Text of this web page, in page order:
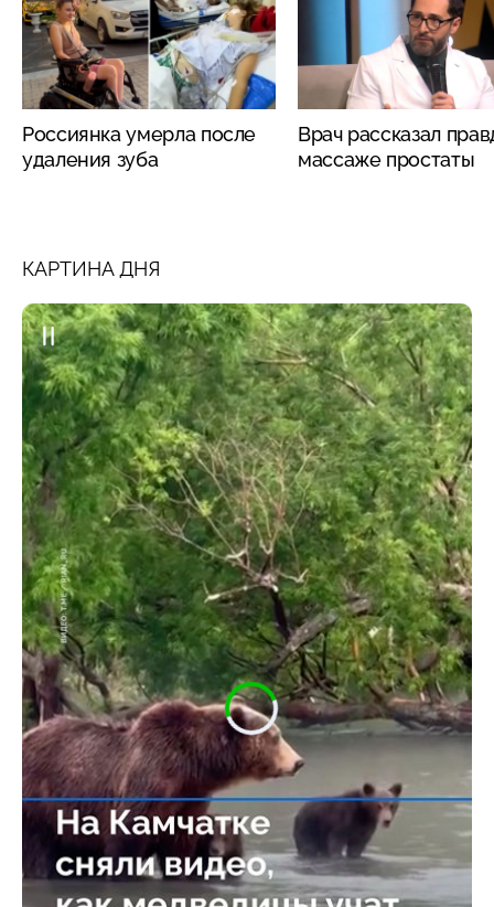
Россиянка умерла после
удаления зуба
Врач рассказал
массаже простаты
КАРТИНА ДНЯ